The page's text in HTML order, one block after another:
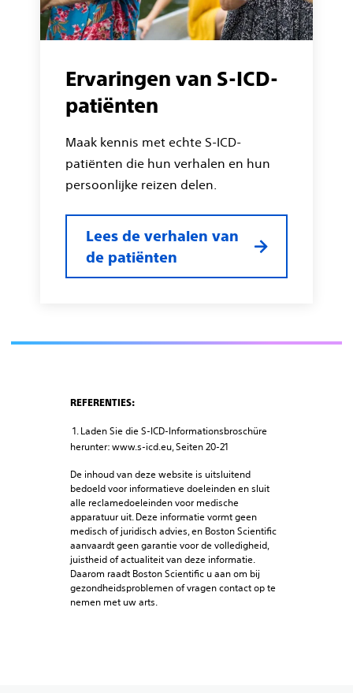
Ervaringen van S-ICD-
patiënten
Maak kennis met echte S-ICD-
patiënten die hun verhalen en hun
persoonlijke reizen delen.
Lees de verhalen van
de patiënten
REFERENTIES:
1. Laden Sie die S-ICD-Informationsbroschüre
herunter: www.s-icd.eu, Seiten 20-21
De inhoud van deze website is uitsluitend
bedoeld voor informatieve doeleinden en sluit
alle reclamedoeleinden voor medische
apparatuur uit. Deze informatie vormt geen
medisch of juridisch advies, en Boston Scientific
aanvaardt geen garantie voor de volledigheid,
juistheid of actualiteit van deze informatie.
Daarom raadt Boston Scientific u aan om bij
gezondheidsproblemen of vragen contact op te
nemen met uw arts.